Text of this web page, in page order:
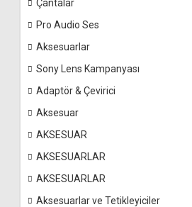
Çantalar
Pro Audio Ses
Aksesuarlar
Sony Lens Kampanyası
Adaptör & Çevirici
Aksesuar
AKSESUAR
AKSESUARLAR
AKSESUARLAR
Aksesuarlar ve Tetikleyiciler